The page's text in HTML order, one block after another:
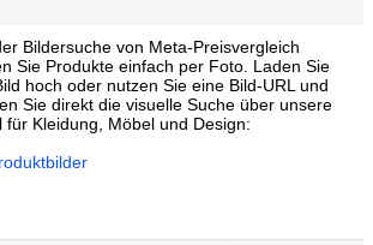
Bildersuche von Meta-Preisvergleich
Sie Produkte einfach per Foto. Laden Sie
hoch oder nutzen Sie eine Bild-URL und
Sie direkt die visuelle Suche über unsere
für Kleidung, Möbel und Design: